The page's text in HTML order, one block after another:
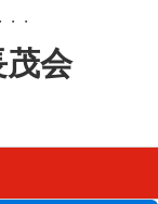
会
・